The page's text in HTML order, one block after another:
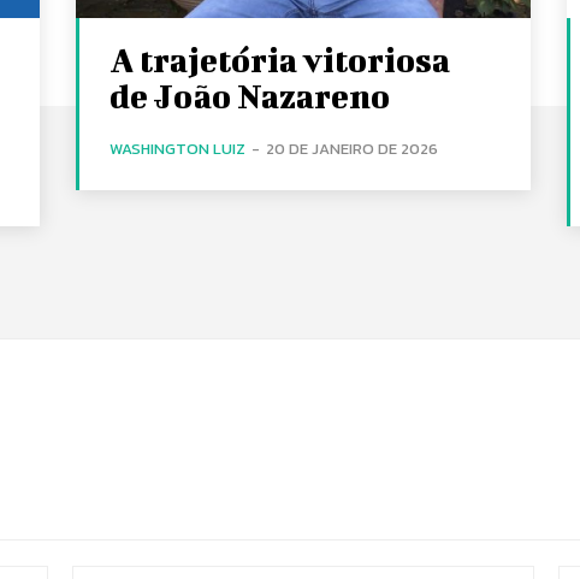
A trajetória vitoriosa
de João Nazareno
WASHINGTON LUIZ - 20 DE JANEIRO DE 2026